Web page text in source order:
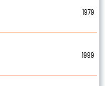
1979
1999